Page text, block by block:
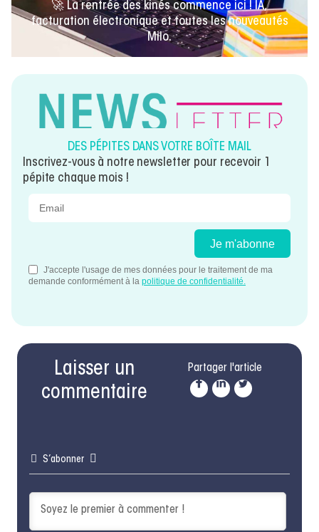
🚀 La rentrée des kinés commence ici ! IA,
facturation électronique et toutes les nouveautés
Milo.
DES PÉPITES DANS VOTRE BOÎTE MAIL
Inscrivez-vous à notre newsletter pour recevoir 1
pépite chaque mois !
Laisser un
commentaire
Partager l'article
S’abonner